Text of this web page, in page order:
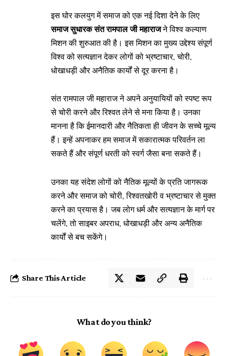
इस घोर कलयुग में समाज को एक नई दिशा देने के लिए
समाज सुधारक संत रामपाल जी महाराजने विश्व कल्याण
मिशन की शुरुआत की है। इस मिशन का मुख्य उद्देश्य संपूर्ण
विश्व को सत्यज्ञान देकर लोगों को भ्रष्टाचार, चोरी,
धोखाधड़ी और अनैतिक कार्यों से दूर करना है।
संत रामपाल जी महाराज ने अपने अनुयायियों को स्पष्ट रूप
से चोरी करने और रिश्वत लेने से मना किया है। उनका
मानना है कि ईमानदारी और नैतिकता ही जीवन के सच्चे मूल्य
हैं। इन्हें अपनाकर हम समाज में सकारात्मक परिवर्तन ला
सकते हैं और संपूर्ण धरती को स्वर्ग जैसा बना सकते हैं।
उनका यह संदेश लोगों को नैतिक मूल्यों के प्रति जागरूक
करने और समाज को चोरी, रिश्वतखोरी व भ्रष्टाचार से मुक्त
करने का प्रयास है। जब लोग धर्म और सत्यज्ञान के मार्ग पर
चलेंगे, तो साइबर अपराध, धोखाधड़ी और अन्य अनैतिक
कार्यों से बच सकेंगे।
Share This Article
What do you think?